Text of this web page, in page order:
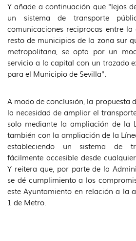
Y añade a continuación que "lejos
un sistema de transporte
comunicaciones reciprocas entre
resto de municipios de la zona sur
metropolitana, se opta por un
servicio a la capital con un trazado
para el Municipio de Sevilla".
A modo de conclusión, la propuesta
la necesidad de ampliar el
solo mediante la ampliación de la
también con la ampliación de la
estableciendo un sistema de
fácilmente accesible desde
Y reitera que, por parte de la
se dé cumplimiento a los
este Ayuntamiento en relación a la
1 de Metro.